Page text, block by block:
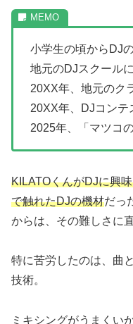
小学生の頃からDJ
地元のDJスクール
20XX年、地元のク
20XX年、DJコンテ
2025年、「マツコ
KILATOくんがDJに興
で触れたDJの機材だっ
からは、その難しさに
特に苦労したのは、曲
技術。
ミキシングがうまくい